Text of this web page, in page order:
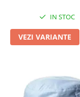
IN STOC
VEZI VARIANTE